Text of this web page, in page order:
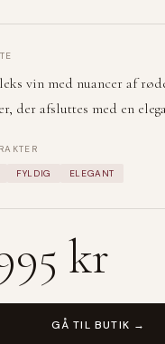
vin med nuancer af
der afsluttes med en
FYLDIG ELEGANT
kr
GÅ TIL BUTIK →